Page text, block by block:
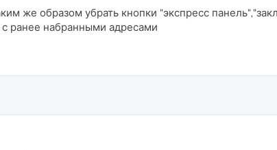
же образом убрать кнопки "экспресс
ранее набранными адресами